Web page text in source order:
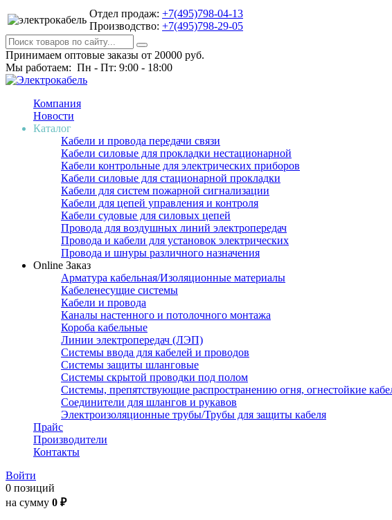
Отдел продаж: +7(495)798-04-13
Производство: +7(495)798-29-05
Принимаем оптовые заказы от 20000 руб.
Мы работаем: Пн - Пт: 9:00 - 18:00
Компания
Новости
Каталог
Кабели и провода передачи связи
Кабели силовые для прокладки нестационарной
Кабели контрольные для электрических приборов
Кабели силовые для стационарной прокладки
Кабели для систем пожарной сигнализации
Кабели для цепей управления и контроля
Кабели судовые для силовых цепей
Провода для воздушных линий электропередач
Провода и кабели для установок электрических
Провода и шнуры различного назначения
Online Заказ
Арматура кабельная/Изоляционные материалы
Кабеленесущие системы
Кабели и провода
Каналы настенного и потолочного монтажа
Короба кабельные
Линии электропередач (ЛЭП)
Системы ввода для кабелей и проводов
Системы защиты шланговые
Системы скрытой проводки под полом
Системы, препятствующие распространению огня, огнестойкие
Соединители для шлангов и рукавов
Электроизоляционные трубы/Трубы для защиты кабеля
Прайс
Производители
Контакты
Войти
0 позиций
на сумму 0 ₽